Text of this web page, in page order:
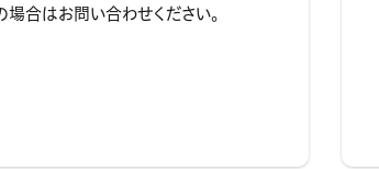
場合はお問い合わせください。